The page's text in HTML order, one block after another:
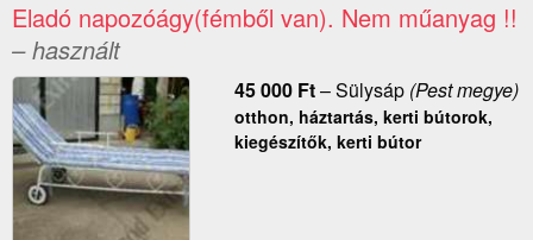
Eladó napozóágy(fémből van). Nem műanyag !!
– használt
45 000 Ft–Sülysáp(Pest megye)
otthon, háztartás, kerti bútorok,
kiegészítők, kerti bútor